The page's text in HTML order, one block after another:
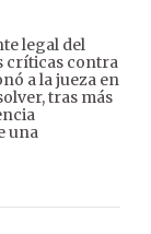
legal del
críticas contra
a la jueza en
tras más
una